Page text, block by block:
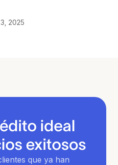
2025
ideal
exitosos
que ya han